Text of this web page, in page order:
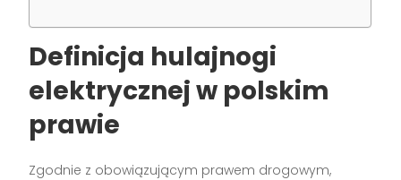
Definicja hulajnogi
elektrycznej w polskim
prawie
Zgodnie z obowiązującym prawem drogowym,